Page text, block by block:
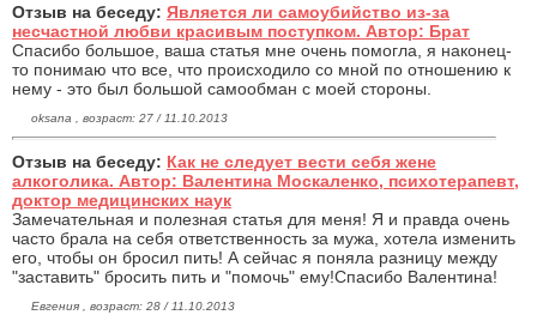
Отзыв на беседу: Является ли самоубийство из-за
несчастной любви красивым поступком. Автор: Брат
Спасибо большое, ваша статья мне очень помогла, я наконец-
то понимаю что все, что происходило со мной по отношению к
нему - это был большой самообман с моей стороны.
oksana , возраст: 27 / 11.10.2013
Отзыв на беседу: Как не следует вести себя жене
алкоголика. Автор: Валентина Москаленко, психотерапевт,
доктор медицинских наук
Замечательная и полезная статья для меня! Я и правда очень
часто брала на себя ответственность за мужа, хотела изменить
его, чтобы он бросил пить! А сейчас я поняла разницу между
"заставить" бросить пить и "помочь" ему!Спасибо Валентина!
Евгения , возраст: 28 / 11.10.2013